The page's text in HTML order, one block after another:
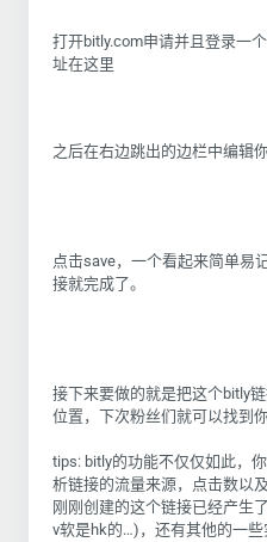
打开bitly.com申请并且登录一
址在这里
之后在右边跳出的边栏中编辑
点击save，一个看起来简单易
接就完成了。
接下来要做的就是把这个bitly
位置，下次粉丝们就可以找到你
tips: bitly的功能不仅仅如此，
析链接的流量来源，点击数以
刚刚创建的这个链接已经产生
v软是hk的…)，还有其他的一